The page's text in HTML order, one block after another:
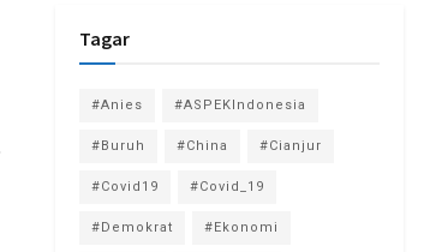
Tagar
#Anies #ASPEKIndonesia
#Buruh #China #Cianjur
#Covid19 #Covid_19
#Demokrat #Ekonomi